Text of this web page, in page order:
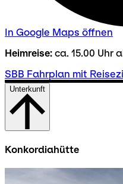
In Google Maps öffnen
Heimreise: ca. 15.00 Uhr
SBB Fahrplan mit
Unterkunft
Konkordiahütte